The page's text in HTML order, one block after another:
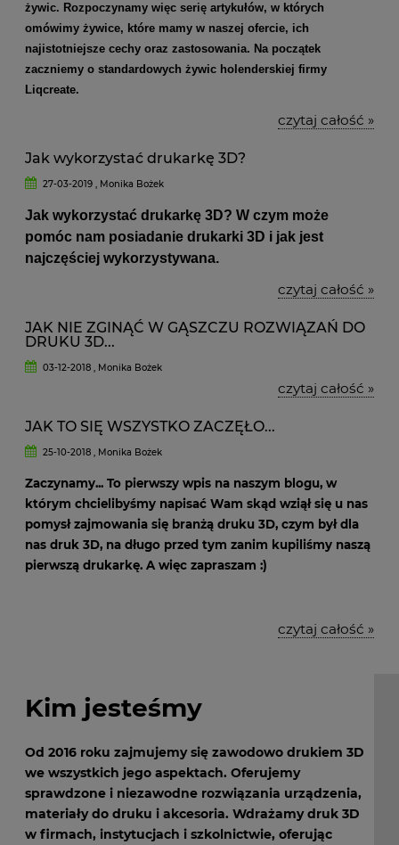
żywic. Rozpoczynamy więc serię artykułów, w których
omówimy żywice, które mamy w naszej ofercie, ich
najistotniejsze cechy oraz zastosowania. Na początek
zaczniemy o standardowych żywic holenderskiej firmy
Liqcreate.
czytaj całość »
Jak wykorzystać drukarkę 3D?
27-03-2019 , Monika Bożek
Jak wykorzystać drukarkę 3D? W czym może
pomóc nam posiadanie drukarki 3D i jak jest
najczęściej wykorzystywana.
czytaj całość »
JAK NIE ZGINĄĆ W GĄSZCZU ROZWIĄZAŃ DO
DRUKU 3D...
03-12-2018 , Monika Bożek
czytaj całość »
JAK TO SIĘ WSZYSTKO ZACZĘŁO...
25-10-2018 , Monika Bożek
Zaczynamy... To pierwszy wpis na naszym blogu, w
którym chcielibyśmy napisać Wam skąd wziął się u nas
pomysł zajmowania się branżą druku 3D, czym był dla
nas druk 3D, na długo przed tym zanim kupiliśmy naszą
pierwszą drukarkę. A więc zapraszam :)
czytaj całość »
Kim jesteśmy
Od 2016 roku zajmujemy się zawodowo drukiem 3D
we wszystkich jego aspektach. Oferujemy
sprawdzone i niezawodne rozwiązania urządzenia,
materiały do druku i akcesoria. Wdrażamy druk 3D
w firmach, instytucjach i szkolnictwie, oferując